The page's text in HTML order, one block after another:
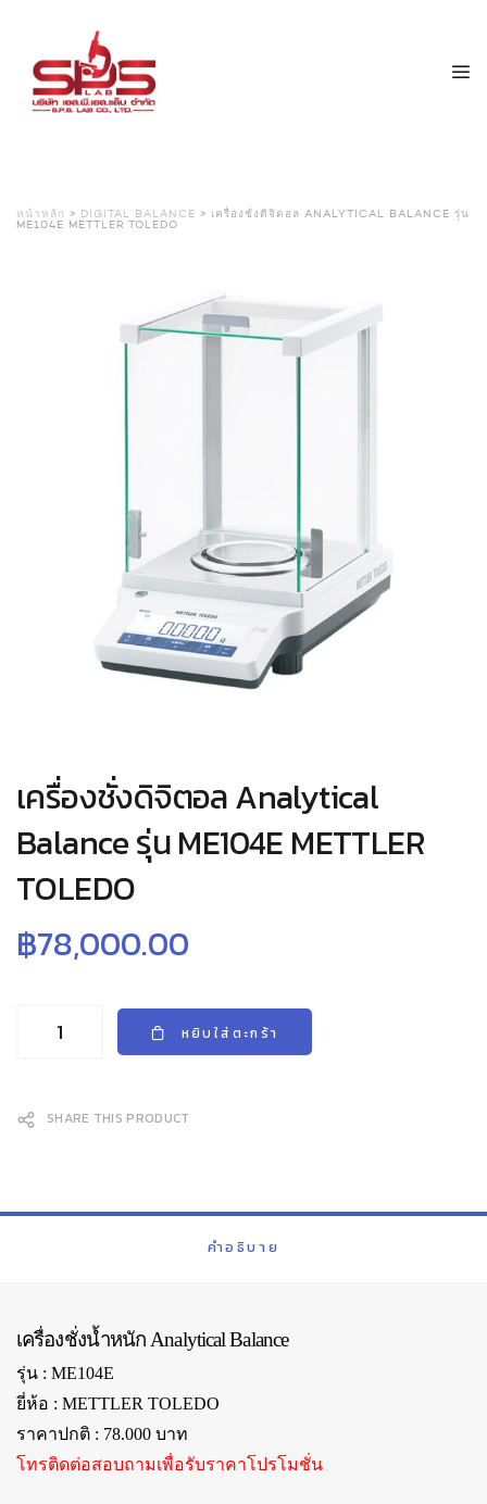
หน้าหลัก > DIGITAL BALANCE > เครื่องชั่งดิจิตอล ANALYTICAL BALANCE รุ่น
ME104E METTLER TOLEDO
เครื่องชั่งดิจิตอล Analytical
Balance รุ่น ME104E METTLER
TOLEDO
฿78,000.00
หยิบใส่ตะกร้า
SHARE THIS PRODUCT
คำอธิบาย
เครื่องชั่งน้ำหนัก Analytical Balance
รุ่น : ME104E
ยี่ห้อ : METTLER TOLEDO
ราคาปกติ : 78.000 บาท
โทรติดต่อสอบถามเพื่อรับราคาโปรโมชั่น